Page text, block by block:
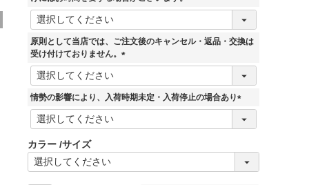
(
須
原則として当店では、ご注文後のキャンセル・返品・交換は
受け付けておりません。
(
須
情勢の影響により、入荷時期未定・入荷停止の場合あり
(
)
カラー サイズ